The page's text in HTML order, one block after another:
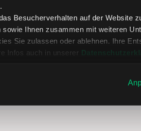
Besucherverhalten auf der Website
Ihnen zusammen mit weiteren
Sie zulassen oder ablehnen. Ihre
Infos auch in unserer